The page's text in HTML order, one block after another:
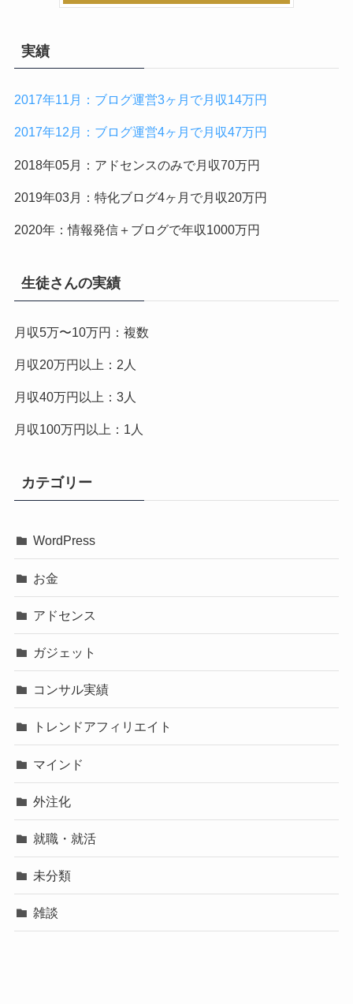
実績
2017年11月：ブログ運営3ヶ月で月収14万円
2017年12月：ブログ運営4ヶ月で月収47万円
2018年05月：アドセンスのみで月収70万円
2019年03月：特化ブログ4ヶ月で月収20万円
2020年：情報発信＋ブログで年収1000万円
生徒さんの実績
月収5万〜10万円：複数
月収20万円以上：2人
月収40万円以上：3人
月収100万円以上：1人
カテゴリー
WordPress
お金
アドセンス
ガジェット
コンサル実績
トレンドアフィリエイト
マインド
外注化
就職・就活
未分類
雑談